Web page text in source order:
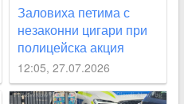
Заловиха петима с
незаконни цигари при
полицейска акция
12:05, 27.07.2026